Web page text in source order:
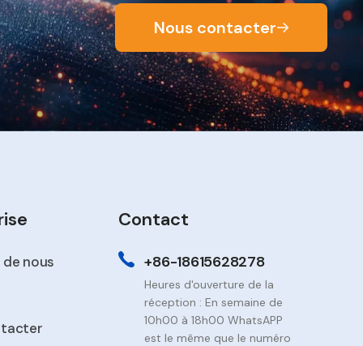
Nous contacter
nous
Contact
+86-18615628278
Heures d'ouverture de la
réception : En semaine de
10h00 à 18h00 WhatsAPP
est le même que le numéro